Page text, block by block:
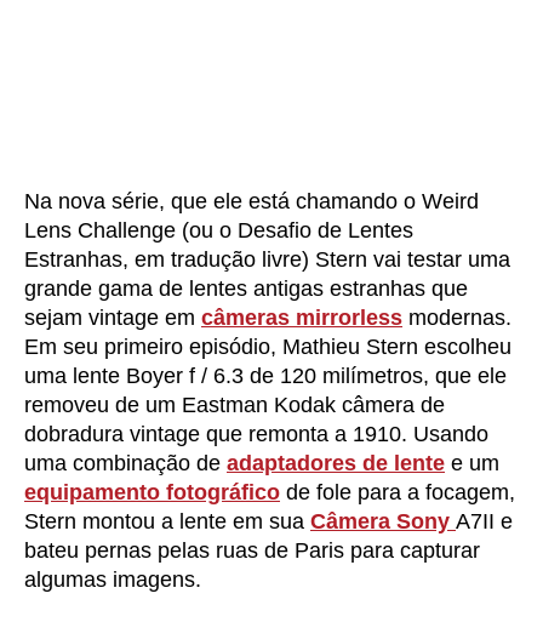
Na nova série, que ele está chamando o Weird
Lens Challenge (ou o Desafio de Lentes
Estranhas, em tradução livre) Stern vai testar uma
grande gama de lentes antigas estranhas que
sejam vintage em câmeras mirrorless modernas.
Em seu primeiro episódio, Mathieu Stern escolheu
uma lente Boyer f / 6.3 de 120 milímetros, que ele
removeu de um Eastman Kodak câmera de
dobradura vintage que remonta a 1910. Usando
uma combinação de adaptadores de lente e um
equipamento fotográfico de fole para a focagem,
Stern montou a lente em sua Câmera Sony A7II e
bateu pernas pelas ruas de Paris para capturar
algumas imagens.